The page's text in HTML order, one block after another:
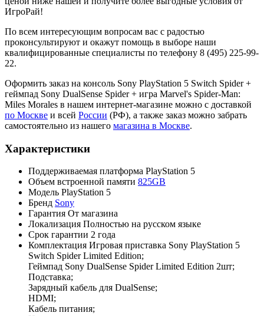
ИгроРай!
По всем интересующим вопросам вас с радостью
проконсультируют и окажут помощь в выборе наши
квалифицированные специалисты по телефону 8 (495) 225-99-
22.
Оформить заказ на консоль Sony PlayStation 5 Switch Spider +
геймпад Sony DualSense Spider + игра Marvel's Spider-Man:
Miles Morales в нашем интернет-магазине можно с доставкой
по Москве и всей России (РФ), а также заказ можно забрать
самостоятельно из нашего магазина в Москве.
Характеристики
Поддерживаемая платформа PlayStation 5
Объем встроенной памяти 825GB
Модель PlayStation 5
Бренд Sony
Гарантия От магазина
Локализация Полностью на русском языке
Срок гарантии 2 года
Комплектация Игровая приставка Sony PlayStation 5
Switch Spider Limited Edition;
Геймпад Sony DualSense Spider Limited Edition 2шт;
Подставка;
Зарядный кабель для DualSense;
HDMI;
Кабель питания;